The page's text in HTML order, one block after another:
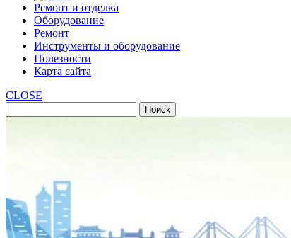
Ремонт и отделка
Оборудование
Ремонт
Инструменты и оборудование
Полезности
Карта сайта
CLOSE